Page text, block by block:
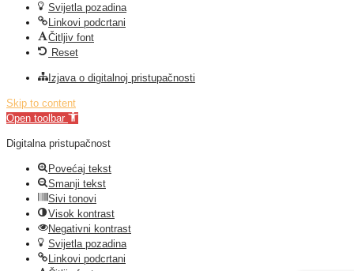
Svijetla pozadina
Linkovi podcrtani
Čitljiv font
Reset
Izjava o digitalnoj pristupačnosti
Skip to content
Open toolbar
Digitalna pristupačnost
Povećaj tekst
Smanji tekst
Sivi tonovi
Visok kontrast
Negativni kontrast
Svijetla pozadina
Linkovi podcrtani